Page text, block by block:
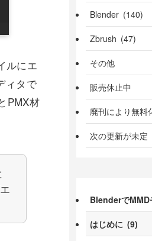
ルにエ
ィタで
PMX材
Blender (140)
Zbrush (47)
その他
販売休止中
廃刊により無料
次の更新が未定
Blenderで
はじめに (9)